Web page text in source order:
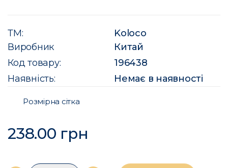
ТМ:
Koloco
Виробник
Китай
Код товару:
196438
Наявність:
Немає в наявності
Розмірна сітка
238.00 грн